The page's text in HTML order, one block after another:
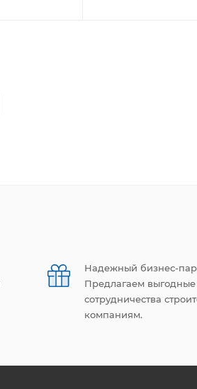
Надежный бизнес-
Предлагаем выгодные
сотрудничества
компаниям.